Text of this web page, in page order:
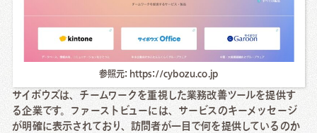
参照元: https://cybozu.co.jp
サイボウズは、チームワークを重視した業務改善ツールを提供す
る企業です。ファーストビューには、サービスのキーメッセージ
が明確に表示されており、訪問者が一目で何を提供しているのか